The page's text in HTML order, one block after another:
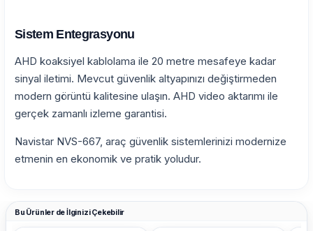
Sistem Entegrasyonu
AHD koaksiyel kablolama ile 20 metre mesafeye kadar
sinyal iletimi. Mevcut güvenlik altyapınızı değiştirmeden
modern görüntü kalitesine ulaşın. AHD video aktarımı ile
gerçek zamanlı izleme garantisi.
Navistar NVS-667, araç güvenlik sistemlerinizi modernize
etmenin en ekonomik ve pratik yoludur.
Bu Ürünler de İlginizi Çekebilir